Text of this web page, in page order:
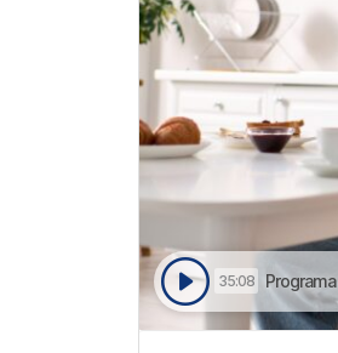
35:08